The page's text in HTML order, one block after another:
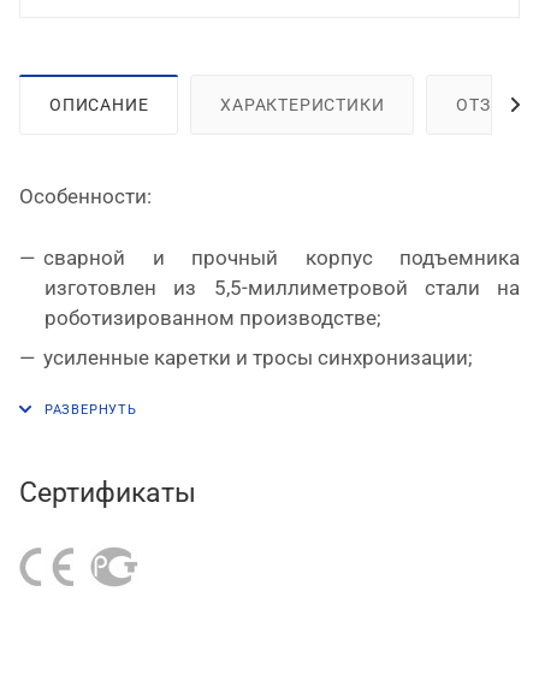
ОПИСАНИЕ ХАРАКТЕРИСТИКИ ОТЗЫВЫ
Особенности:
сварной и прочный корпус подъемника
изготовлен из 5,5-миллиметровой стали на
роботизированном производстве;
усиленные каретки и тросы синхронизации;
лицевую или боковую сторону колонны;
диапазонах 630-1110 и 760-1450 мм;
Сертификаты